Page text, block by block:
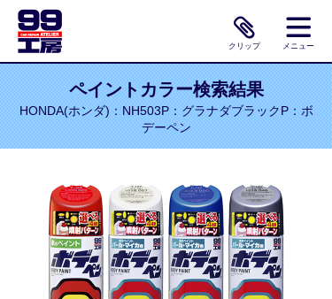
クリップ メニュー
ペイントカラー検索結果
HONDA(ホンダ)：NH503P：グラナダブラックP：ボ
デーペン